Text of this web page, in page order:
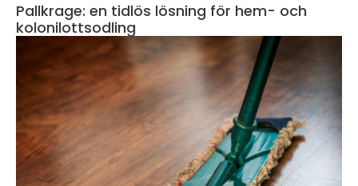
Pallkrage: en tidlös lösning för hem- och
kolonilottsodling